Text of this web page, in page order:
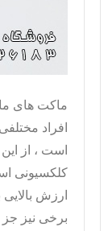
ماکت های
افراد
است ، از این
کلکسیونی
ارزش
برخی نیز جز